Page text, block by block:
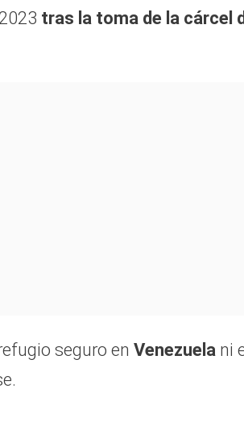
tras la toma de la cárcel
seguro en Venezuela ni